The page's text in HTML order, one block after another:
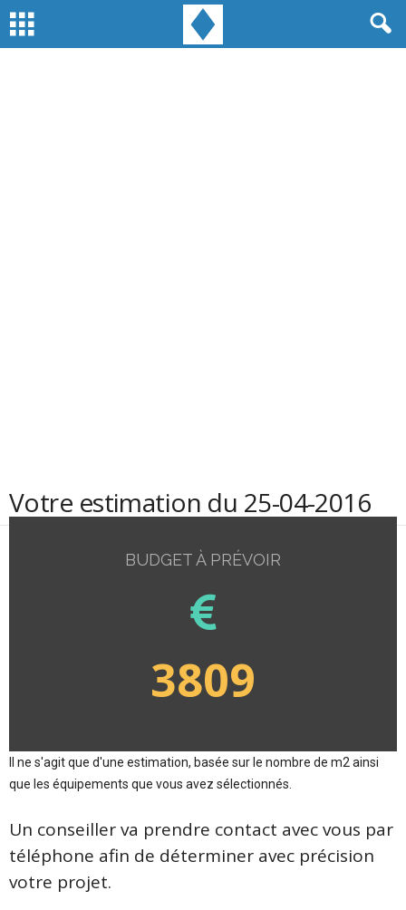
Votre estimation du 25-04-2016
BUDGET À PRÉVOIR
3809
Il ne s'agit que d'une estimation, basée sur le nombre de m2 ainsi
que les équipements que vous avez sélectionnés.
Un conseiller va prendre contact avec vous par
téléphone afin de déterminer avec précision
votre projet.